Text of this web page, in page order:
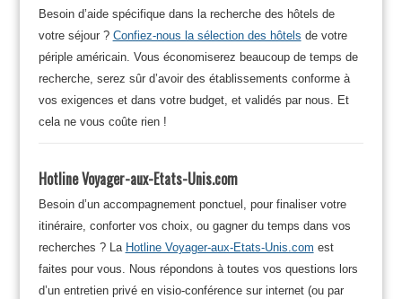
Besoin d’aide spécifique dans la recherche des hôtels de
votre séjour ? Confiez-nous la sélection des hôtels de votre
périple américain. Vous économiserez beaucoup de temps de
recherche, serez sûr d’avoir des établissements conforme à
vos exigences et dans votre budget, et validés par nous. Et
cela ne vous coûte rien !
Hotline Voyager-aux-Etats-Unis.com
Besoin d’un accompagnement ponctuel, pour finaliser votre
itinéraire, conforter vos choix, ou gagner du temps dans vos
recherches ? La Hotline Voyager-aux-Etats-Unis.com est
faites pour vous. Nous répondons à toutes vos questions lors
d’un entretien privé en visio-conférence sur internet (ou par